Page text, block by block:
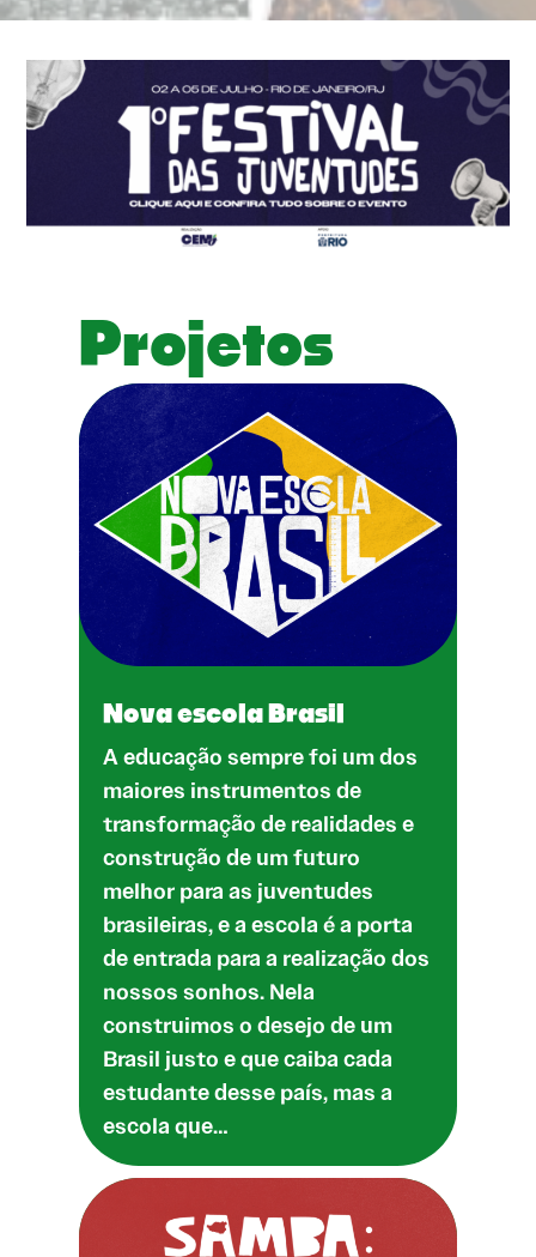
Projetos
Nova escola Brasil
A educação sempre foi um dos
maiores instrumentos de
transformação de realidades e
construção de um futuro
melhor para as juventudes
brasileiras, e a escola é a porta
de entrada para a realização dos
nossos sonhos. Nela
construimos o desejo de um
Brasil justo e que caiba cada
estudante desse país, mas a
escola que…